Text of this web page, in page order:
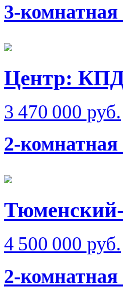
3-
Центр:
3 470 000 руб.
2-
4 500 000 руб.
2-